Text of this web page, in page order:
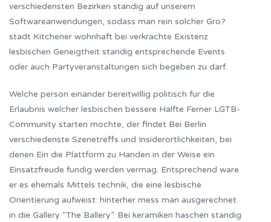
verschiedensten Bezirken standig auf unserem
Softwareanwendungen, sodass man rein solcher Gro?
stadt Kitchener wohnhaft bei verkrachte Existenz
lesbischen Geneigtheit standig entsprechende Events
oder auch Partyveranstaltungen sich begeben zu darf.
Welche person einander bereitwillig politisch fur die
Erlaubnis welcher lesbischen bessere Halfte Ferner LGTB-
Community starten mochte, der findet Bei Berlin
verschiedenste Szenetreffs und Insiderortlichkeiten, bei
denen Ein die Plattform zu Handen in der Weise ein
Einsatzfreude fundig werden vermag. Entsprechend ware
er es ehemals Mittels technik, die eine lesbische
Orientierung aufweist: hinterher mess man ausgerechnet
in die Gallery “The Ballery”. Bei keramiken haschen standig